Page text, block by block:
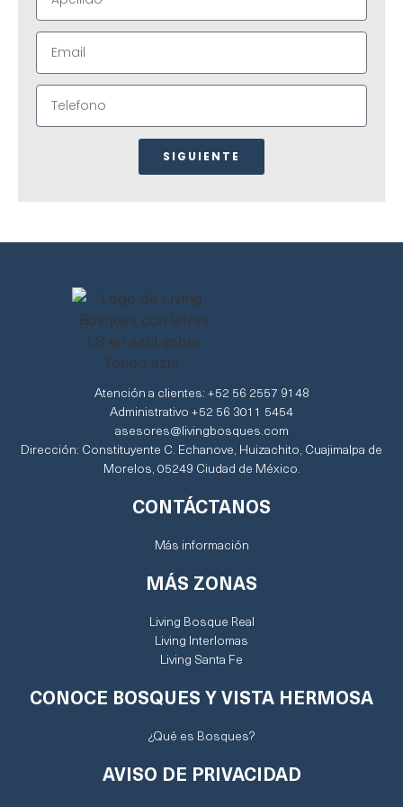
SIGUIENTE
Atención a clientes: +52 56 2557 9148
Administrativo +52 56 3011 5454
asesores@livingbosques.com
Dirección: Constituyente C. Echanove, Huizachito, Cuajimalpa de
Morelos, 05249 Ciudad de México.
CONTÁCTANOS
Más información
MÁS ZONAS
Living Bosque Real
Living Interlomas
Living Santa Fe
CONOCE BOSQUES Y VISTA HERMOSA
¿Qué es Bosques?
AVISO DE PRIVACIDAD